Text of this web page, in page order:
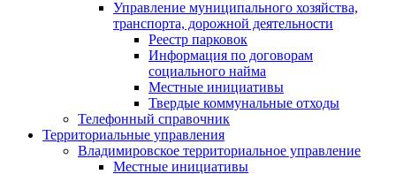
Управление муниципального хозяйства,
транспорта, дорожной деятельности
Реестр парковок
Информация по договорам
социального найма
Местные инициативы
Твердые коммунальные отходы
Телефонный справочник
Территориальные управления
Владимировское территориальное управление
Местные инициативы